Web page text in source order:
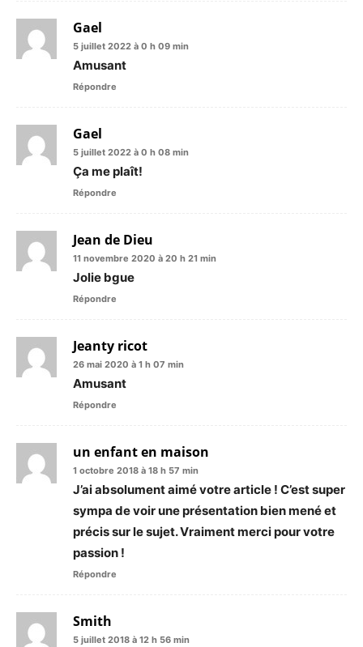
Gael
5 juillet 2022 à 0 h 09 min
Amusant
Répondre
Gael
5 juillet 2022 à 0 h 08 min
Ça me plaît!
Répondre
Jean de Dieu
11 novembre 2020 à 20 h 21 min
Jolie bgue
Répondre
Jeanty ricot
26 mai 2020 à 1 h 07 min
Amusant
Répondre
un enfant en maison
1 octobre 2018 à 18 h 57 min
J’ai absolument aimé votre article ! C’est super
sympa de voir une présentation bien mené et
précis sur le sujet. Vraiment merci pour votre
passion !
Répondre
Smith
5 juillet 2018 à 12 h 56 min